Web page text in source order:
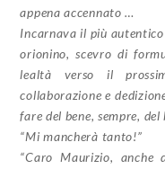
appena accennato …
Incarnava il più autentico
orionino, scevro di
lealtà verso il
collaborazione e
fare del bene, sempre,
“Mi mancherà tanto!”
“Caro Maurizio,